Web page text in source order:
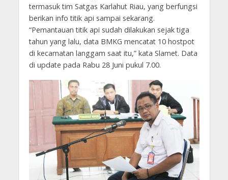
termasuk tim Satgas Karlahut Riau, yang berfungsi
berikan info titik api sampai sekarang.
“Pemantauan titik api sudah dilakukan sejak tiga
tahun yang lalu, data BMKG mencatat 10 hostpot
di kecamatan langgam saat itu,” kata Slamet. Data
di update pada Rabu 28 Juni pukul 7.00.